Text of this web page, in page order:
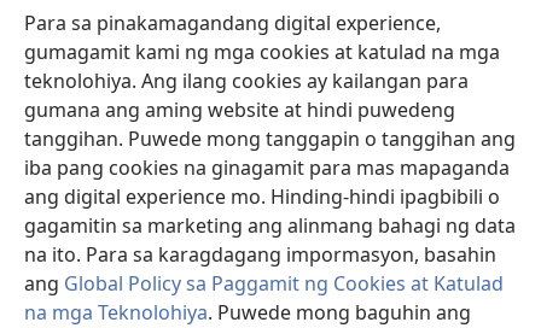
Para sa pinakamagandang digital experience,
gumagamit kami ng mga cookies at katulad na mga
teknolohiya. Ang ilang cookies ay kailangan para
gumana ang aming website at hindi puwedeng
tanggihan. Puwede mong tanggapin o tanggihan ang
iba pang cookies na ginagamit para mas mapaganda
ang digital experience mo. Hinding-hindi ipagbibili o
gagamitin sa marketing ang alinmang bahagi ng data
na ito. Para sa karagdagang impormasyon, basahin
ang Global Policy sa Paggamit ng Cookies at Katulad
na mga Teknolohiya. Puwede mong baguhin ang
(may
na
bagong
window)
Watchtower ONLINE LIBRARY™
(may
bubukas
na
bagong
window)
JW Hub ®
(may
bubukas
bagong
window)
JW Library ®
Watchtower Library®